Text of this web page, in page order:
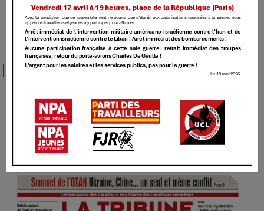
TT – 449 – [En pleine crise politique…
Macron débourse des milliards en plus pour
coupes supplémentaires dans les services
publics!
Elundmin 17 JUILLET 2024